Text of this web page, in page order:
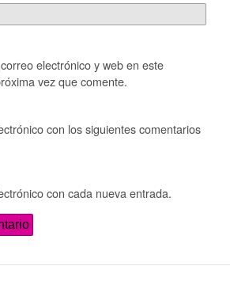
electrónico y web en este
vez que comente.
con los siguientes comentarios
con cada nueva entrada.